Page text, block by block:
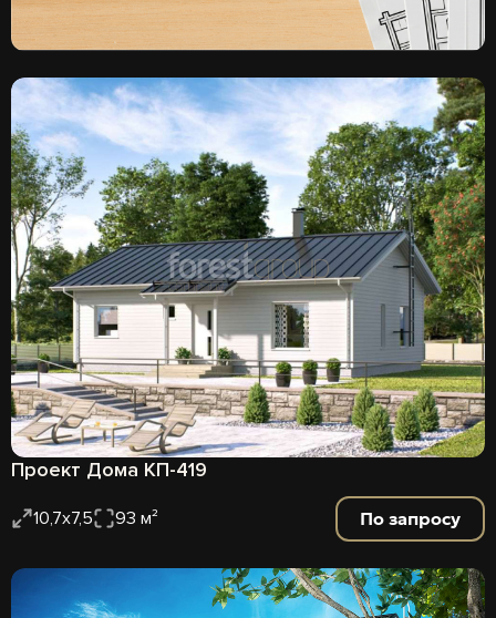
Проект Дома КП-419
10,7х7,5 93 м² По запросу